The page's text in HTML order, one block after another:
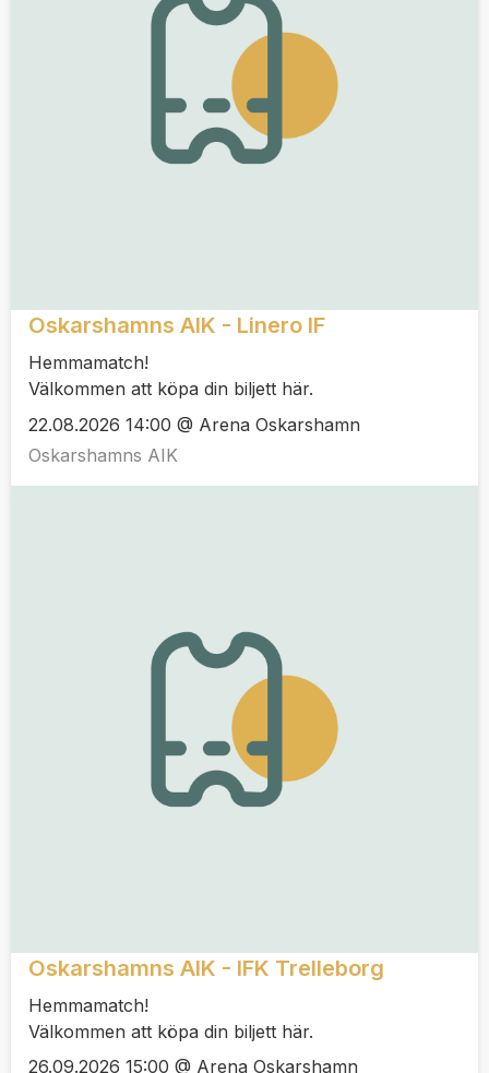
Oskarshamns AIK - Linero IF
Hemmamatch!
Välkommen att köpa din biljett här.
22.08.2026 14:00 @ Arena Oskarshamn
Oskarshamns AIK
Oskarshamns AIK - IFK Trelleborg
Hemmamatch!
Välkommen att köpa din biljett här.
26.09.2026 15:00 @ Arena Oskarshamn